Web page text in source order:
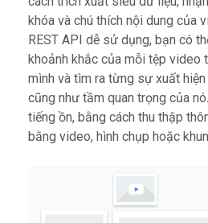
khóa và chú thích nội dung của
REST API dễ sử dụng, bạn có
khoảnh khắc của mỗi tệp video
mình và tìm ra từng sự xuất
cũng như tầm quan trọng của
tiếng ồn, bằng cách thu thập
bằng video, hình chụp hoặc